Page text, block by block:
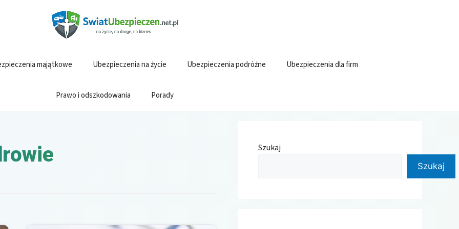
majątkowe Ubezpieczenia na życie Ubezpieczenia podróżne Ubezpieczenia dla firm
Prawo i odszkodowania Porady
Szukaj
Szukaj